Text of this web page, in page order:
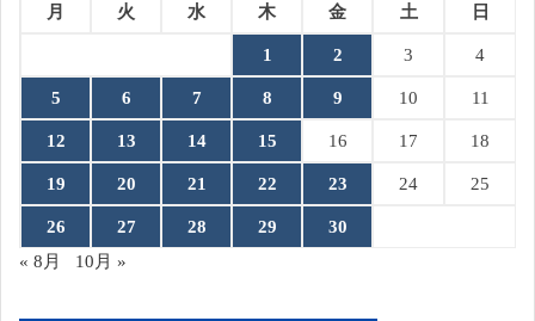
月 火 水 木 金 土 日
1 2 3 4
5 6 7 8 9 10 11
12 13 14 15 16 17 18
19 20 21 22 23 24 25
26 27 28 29
30
« 8月
10月 »